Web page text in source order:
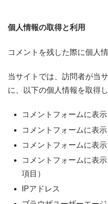
個人情報の取得と利用
コメントを残した際に個人
当サイトでは、訪問者が当
に、以下の個人情報を取得し
コメントフォームに表
コメントフォームに表
コメントフォームに表
コメントフォームに表
項目）
IPアドレス